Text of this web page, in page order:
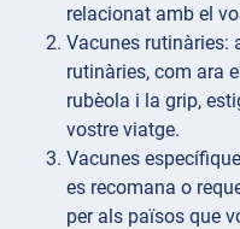
relacionat amb el
Vacunes rutinàries:
rutinàries, com ara
rubèola i la grip,
vostre viatge.
Vacunes
es recomana o
per als països que